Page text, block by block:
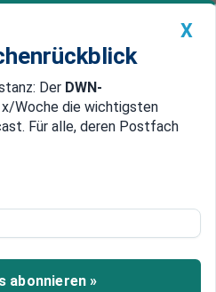
Geldanlage Premium
Magazin China
nach
im
X
Der DWN-
Woche die wichtigsten
Für alle, deren Postfach
abonnieren »